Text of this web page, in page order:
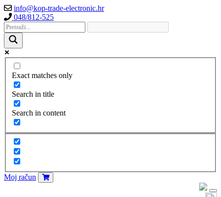
info@kop-trade-electronic.hr
048/812-525
Exact matches only
Search in title
Search in content
Moj račun